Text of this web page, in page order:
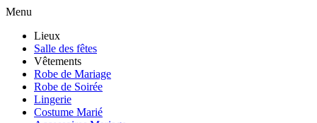
Menu
Lieux
Salle des fêtes
Vêtements
Robe de Mariage
Robe de Soirée
Lingerie
Costume Marié